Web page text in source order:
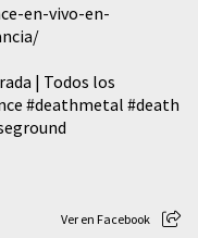
en-vivo-en-
| Todos los
#deathmetal #death
Ver en Facebook